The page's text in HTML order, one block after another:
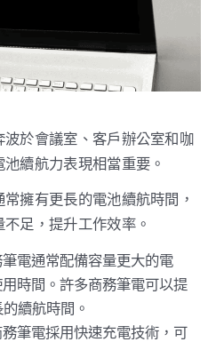
於會議室、客戶辦公室和咖
續航力表現相當重要。
擁有更長的電池續航時間，
足，提升工作效率。
筆電通常配備容量更大的電
時間。許多商務筆電可以提
續航時間。
筆電採用快速充電技術，可